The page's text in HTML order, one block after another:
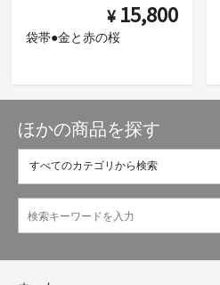
¥ 15,800
袋帯●金と赤の桜
ほかの商品を探す